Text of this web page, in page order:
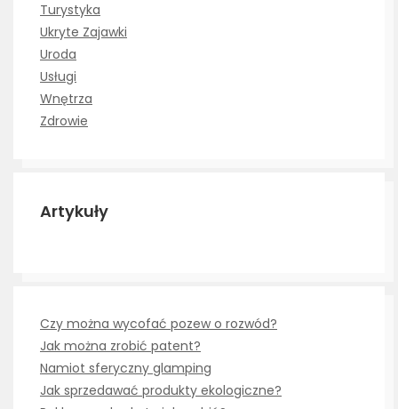
Turystyka
Ukryte Zajawki
Uroda
Usługi
Wnętrza
Zdrowie
Artykuły
Czy można wycofać pozew o rozwód?
Jak można zrobić patent?
Namiot sferyczny glamping
Jak sprzedawać produkty ekologiczne?